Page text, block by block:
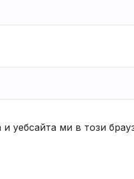
уебсайта ми в този